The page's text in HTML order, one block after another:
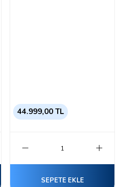
44.999,00 TL
SEPETE EKLE